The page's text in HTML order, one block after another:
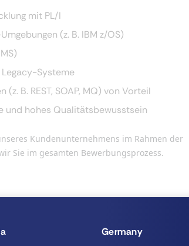
mit PL/I
(z. B. IBM z/OS)
Systeme
B. REST, SOAP, MQ) von Vorteil
und hohes Qualitätsbewusstsein
Kundenunternehmens im Rahmen der
Sie im gesamten Bewerbungsprozess.
Germany